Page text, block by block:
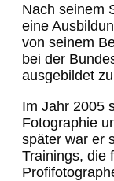
Nach seinem
eine
von seinem
bei der
ausgebildet
Im Jahr 2005
Fotographie
später war er
Trainings, die